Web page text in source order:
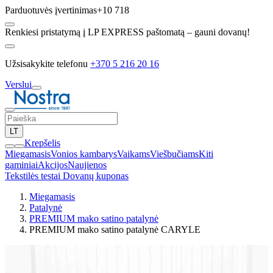
Parduotuvės įvertinimas+10 718
Renkiesi pristatymą į LP EXPRESS paštomatą – gauni dovanų!
Užsisakykite telefonu +370 5 216 20 16
Verslui
LT
Krepšelis
MiegamasisVonios kambarysVaikamsViešbučiamsKiti
gaminiaiAkcijosNaujienos
Tekstilės testai Dovanų kuponas
Miegamasis
Patalynė
PREMIUM mako satino patalynė
PREMIUM mako satino patalynė CARYLE